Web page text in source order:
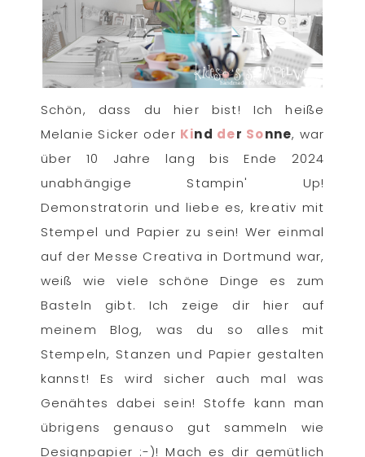
Schön, dass du hier bist! Ich heiße
Melanie Sicker oder Kind der Sonne, war
über 10 Jahre lang bis Ende 2024
unabhängige Stampin' Up!
Demonstratorin und liebe es, kreativ mit
Stempel und Papier zu sein! Wer einmal
auf der Messe Creativa in Dortmund war,
weiß wie viele schöne Dinge es zum
Basteln gibt. Ich zeige dir hier auf
meinem Blog, was du so alles mit
Stempeln, Stanzen und Papier gestalten
kannst! Es wird sicher auch mal was
Genähtes dabei sein! Stoffe kann man
übrigens genauso gut sammeln wie
Designpapier :-)! Mach es dir gemütlich